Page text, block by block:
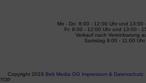
Mo - Do: 8:00 - 12:00 Uhr und 13:00
Fr: 8:00 - 12:00 Uhr und 13:00 -
Verkauf nach Vereinbarung
Samstag 9:00 - 11:00 Uhr
Copyright 2019 Belt Media OG Impressum & Datenschutz
TOP